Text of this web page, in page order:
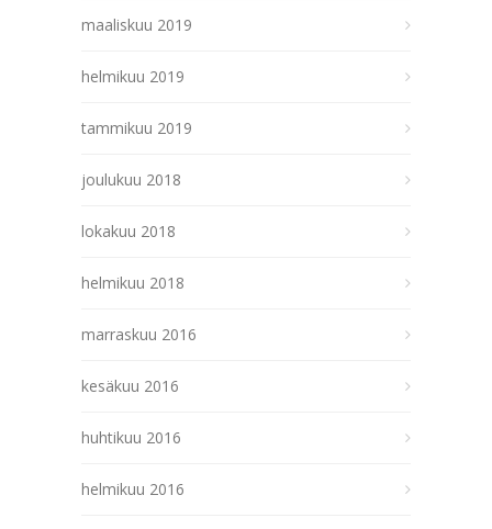
maaliskuu 2019
helmikuu 2019
tammikuu 2019
joulukuu 2018
lokakuu 2018
helmikuu 2018
marraskuu 2016
kesäkuu 2016
huhtikuu 2016
helmikuu 2016